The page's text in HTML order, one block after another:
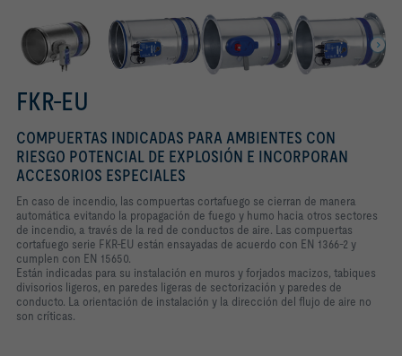
FKR-EU
COMPUERTAS INDICADAS PARA AMBIENTES CON
RIESGO POTENCIAL DE EXPLOSIÓN E INCORPORAN
ACCESORIOS ESPECIALES
En caso de incendio, las compuertas cortafuego se cierran de manera
automática evitando la propagación de fuego y humo hacia otros sectores
de incendio, a través de la red de conductos de aire. Las compuertas
cortafuego serie FKR-EU están ensayadas de acuerdo con EN 1366-2 y
cumplen con EN 15650.
Están indicadas para su instalación en muros y forjados macizos, tabiques
divisorios ligeros, en paredes ligeras de sectorización y paredes de
conducto. La orientación de instalación y la dirección del flujo de aire no
son críticas.